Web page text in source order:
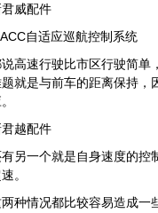
君威配件
自适应巡航控制系统
高速行驶比市区行驶简单
就是与前车的距离保持，
君越配件
另一个就是自身速度的控
。
种情况都比较容易造成一